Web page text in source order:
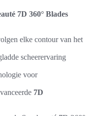
7D 360° Blades
elke contour van het
scheerervaring
voor
7D